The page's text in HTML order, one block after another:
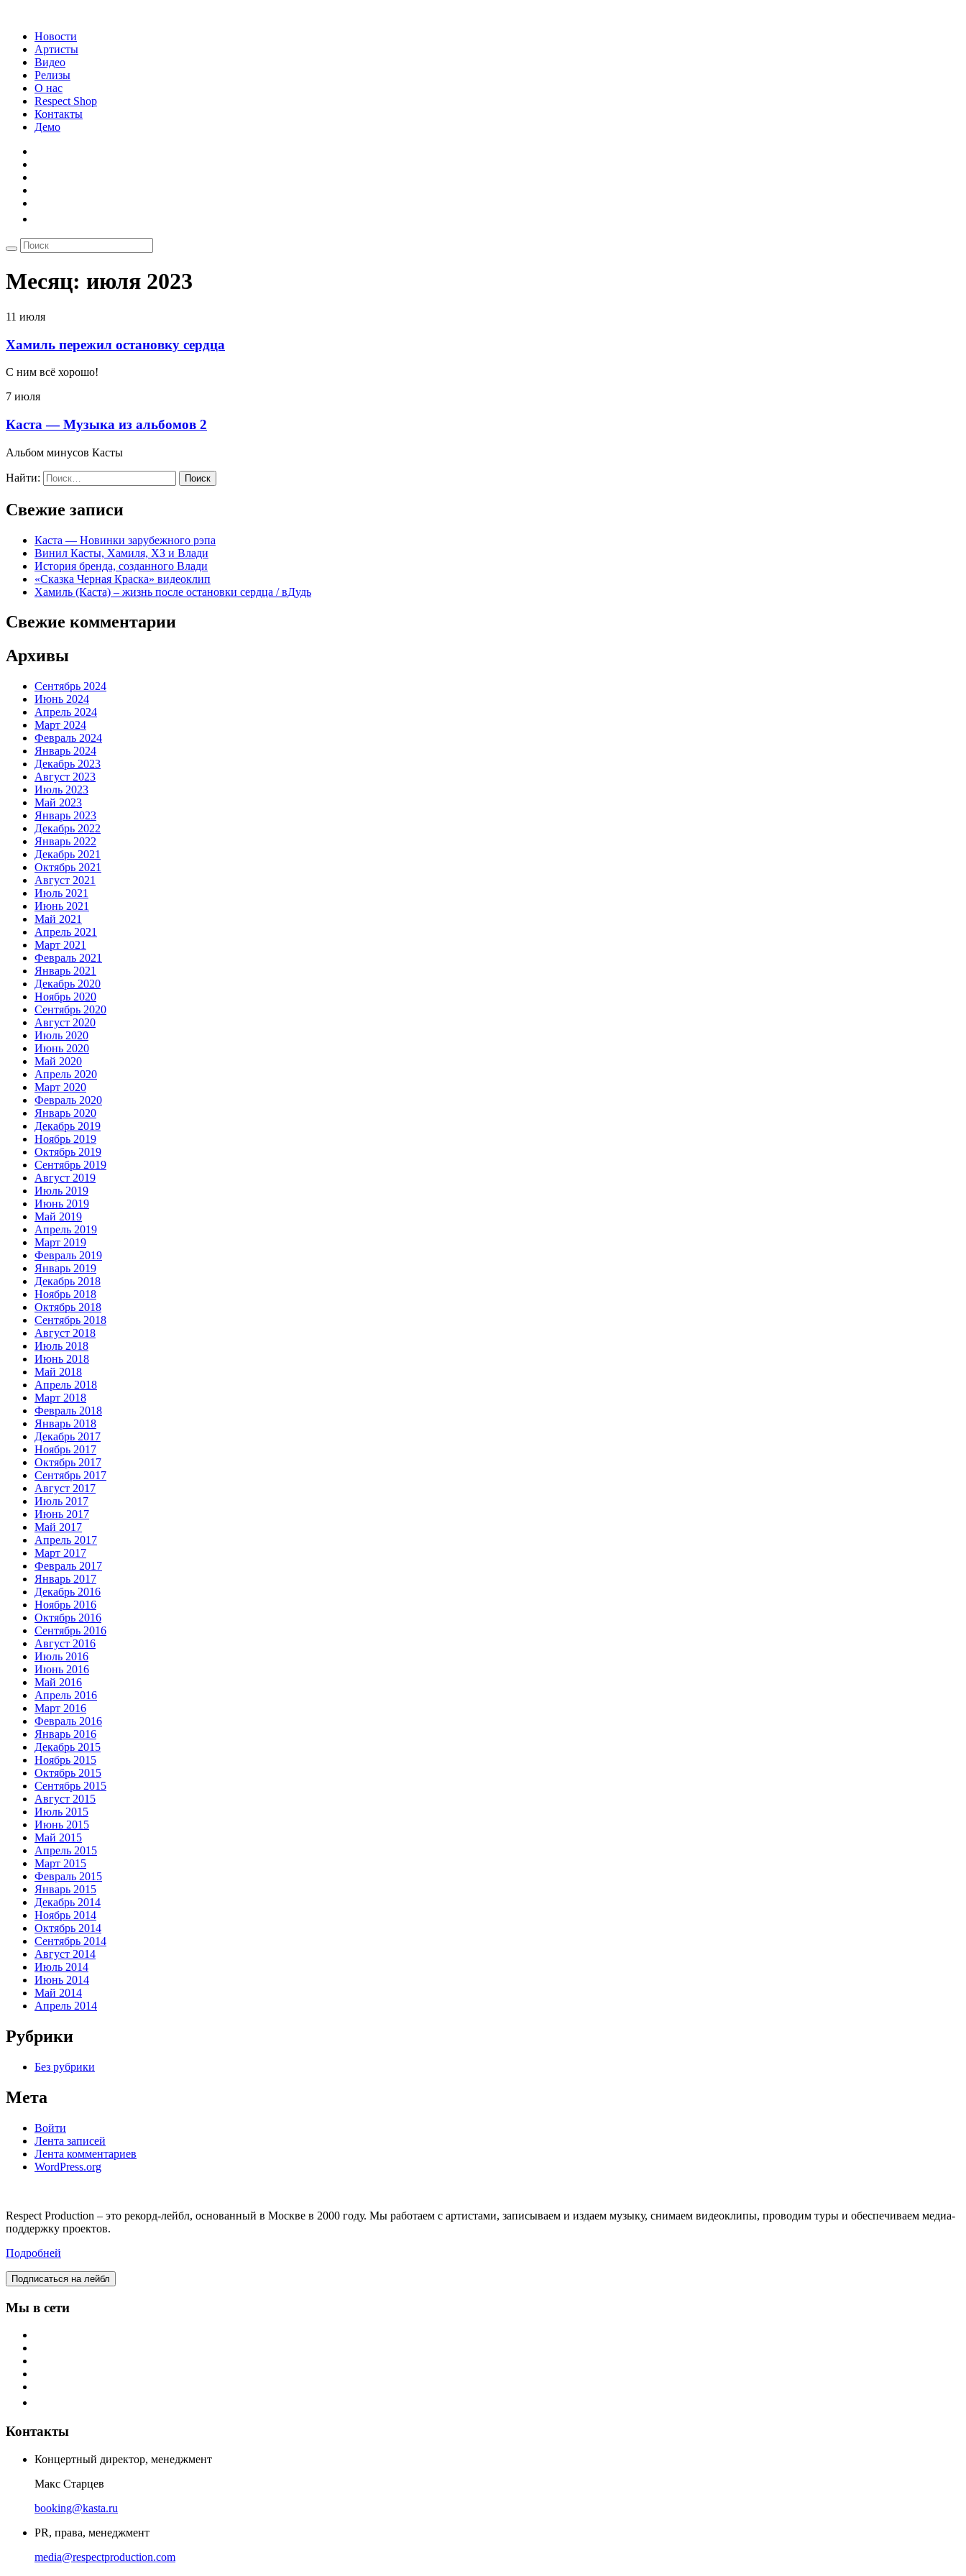
Новости
Артисты
Видео
Релизы
О нас
Respect Shop
Контакты
Демо
Месяц: июля 2023
11 июля
Хамиль пережил остановку сердца
С ним всё хорошо!
7 июля
Каста — Музыка из альбомов 2
Альбом минусов Касты
Найти:
Свежие записи
Каста — Новинки зарубежного рэпа
Винил Касты, Хамиля, ХЗ и Влади
История бренда, созданного Влади
«Сказка Черная Краска» видеоклип
Хамиль (Каста) – жизнь после остановки сердца / вДудь
Свежие комментарии
Архивы
Сентябрь 2024
Июнь 2024
Апрель 2024
Март 2024
Февраль 2024
Январь 2024
Декабрь 2023
Август 2023
Июль 2023
Май 2023
Январь 2023
Декабрь 2022
Январь 2022
Декабрь 2021
Октябрь 2021
Август 2021
Июль 2021
Июнь 2021
Май 2021
Апрель 2021
Март 2021
Февраль 2021
Январь 2021
Декабрь 2020
Ноябрь 2020
Сентябрь 2020
Август 2020
Июль 2020
Июнь 2020
Май 2020
Апрель 2020
Март 2020
Февраль 2020
Январь 2020
Декабрь 2019
Ноябрь 2019
Октябрь 2019
Сентябрь 2019
Август 2019
Июль 2019
Июнь 2019
Май 2019
Апрель 2019
Март 2019
Февраль 2019
Январь 2019
Декабрь 2018
Ноябрь 2018
Октябрь 2018
Сентябрь 2018
Август 2018
Июль 2018
Июнь 2018
Май 2018
Апрель 2018
Март 2018
Февраль 2018
Январь 2018
Декабрь 2017
Ноябрь 2017
Октябрь 2017
Сентябрь 2017
Август 2017
Июль 2017
Июнь 2017
Май 2017
Апрель 2017
Март 2017
Февраль 2017
Январь 2017
Декабрь 2016
Ноябрь 2016
Октябрь 2016
Сентябрь 2016
Август 2016
Июль 2016
Июнь 2016
Май 2016
Апрель 2016
Март 2016
Февраль 2016
Январь 2016
Декабрь 2015
Ноябрь 2015
Октябрь 2015
Сентябрь 2015
Август 2015
Июль 2015
Июнь 2015
Май 2015
Апрель 2015
Март 2015
Февраль 2015
Январь 2015
Декабрь 2014
Ноябрь 2014
Октябрь 2014
Сентябрь 2014
Август 2014
Июль 2014
Июнь 2014
Май 2014
Апрель 2014
Рубрики
Без рубрики
Мета
Войти
Лента записей
Лента комментариев
WordPress.org
Respect Production – это рекорд-лейбл, основанный в Москве в 2000 году. Мы работаем с артистами, записываем и издаем музыку, снимаем видеоклипы, проводим туры и обеспечиваем медиа-
поддержку проектов.
Подробней
Подписаться на лейбл
Мы в сети
Контакты
Концертный директор, менеджмент
Макс Старцев
booking@kasta.ru
PR, права, менеджмент
media@respectproduction.com